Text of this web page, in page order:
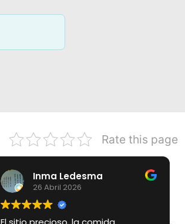
Rate this page
Inma Ledesma
26 Abril 2026